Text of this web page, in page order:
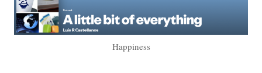
Happiness